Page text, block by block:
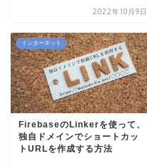
2022年10月9日
インターネット
FirebaseのLinkerを使って、
独自ドメインでショートカッ
トURLを作成する方法